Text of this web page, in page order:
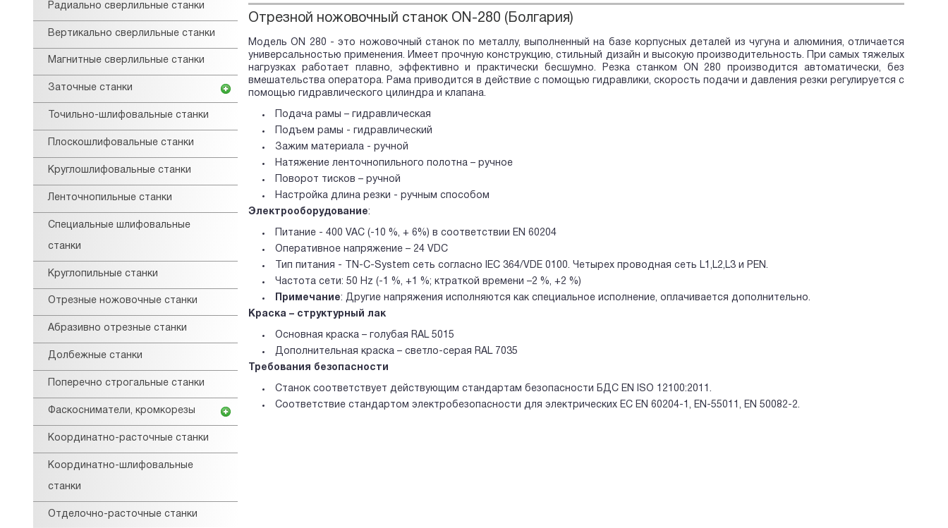
Радиально сверлильные станки
Вертикально сверлильные станки
Магнитные сверлильные станки
Заточные станки
Точильно-шлифовальные станки
Плоскошлифовальные станки
Круглошлифовальные станки
Ленточнопильные станки
Специальные шлифовальные
станки
Круглопильные станки
Отрезные ножовочные станки
Абразивно отрезные станки
Долбежные станки
Поперечно строгальные станки
Фаскосниматели, кромкорезы
Координатно-расточные станки
Координатно-шлифовальные
станки
Отделочно-расточные станки
Отрезной ножовочный станок ON-280 (Болгария)
Модель ON 280 - это ножовочный станок по металлу, выполненный на базе корпусных деталей из чугуна и алюминия, отличается
универсальностью применения. Имеет прочную конструкцию, стильный дизайн и высокую производительность. При самых тяжелых
нагрузках работает плавно, эффективно и практически бесшумно. Резка станком ON 280 производится автоматически, без
вмешательства оператора. Рама приводится в действие с помощью гидравлики, скорость подачи и давления резки регулируется с
помощью гидравлического цилиндра и клапана.
Подача рамы – гидравлическая
Подъем рамы - гидравлический
Зажим материала - ручной
Натяжение ленточнопильного полотна – ручное
Поворот тисков – ручной
Настройка длина резки - ручным способом
Электрооборудование:
Питание - 400 VAC (-10 %, + 6%) в соответствии EN 60204
Оперативное напряжение – 24 VDC
Тип питания - TN-C-System сеть согласно IEC 364/VDE 0100. Четырех проводная сеть L1,L2,L3 и PEN.
Частота сети: 50 Hz (-1 %, +1 %; ктраткой времени –2 %, +2 %)
Примечание: Другие напряжения исполняются как специальное исполнение, оплачивается дополнительно.
Краска – структурный лак
Основная краска – голубая RAL 5015
Дополнительная краска – светло-серая RAL 7035
Требования безопасности
Станок соответствует действующим стандартам безопасности БДС EN ISO 12100:2011.
Соответствие стандартом электробезопасности для электрических EC EN 60204-1, EN-55011, EN 50082-2.